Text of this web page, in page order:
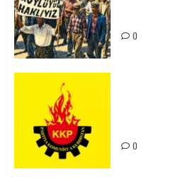
0
0